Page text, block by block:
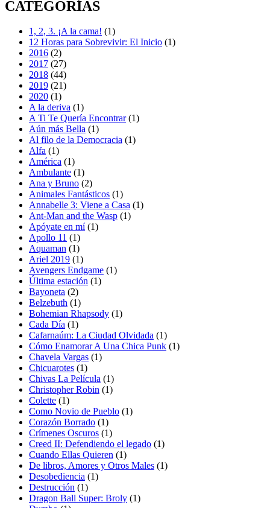
CATEGORÍAS
1, 2, 3. ¡A la cama! (1)
12 Horas para Sobrevivir: El Inicio (1)
2016 (2)
2017 (27)
2018 (44)
2019 (21)
2020 (1)
A la deriva (1)
A Ti Te Quería Encontrar(1)
Aún más Bella (1)
Al filo de la Democracia (1)
Alfa (1)
América (1)
Ambulante (1)
Ana y Bruno (2)
Animales Fantásticos (1)
Annabelle 3: Viene a Casa (1)
Ant-Man and the Wasp (1)
Apóyate en mí(1)
Apollo 11 (1)
Aquaman (1)
Ariel 2019 (1)
Avengers Endgame (1)
Última estación (1)
Bayoneta (2)
Belzebuth (1)
Bohemian Rhapsody (1)
Cada Día (1)
Cafarnaúm: La Ciudad Olvidada (1)
Cómo Enamorar A Una Chica Punk (1)
Chavela Vargas (1)
Chicuarotes (1)
Chivas La Película (1)
Christopher Robin (1)
Colette (1)
Como Novio de Pueblo (1)
Corazón Borrado (1)
Crímenes Oscuros (1)
Creed II: Defendiendo el legado (1)
Cuando Ellas Quieren (1)
De libros, Amores y Otros Males (1)
Desobediencia (1)
Destrucción (1)
Dragon Ball Super: Broly (1)